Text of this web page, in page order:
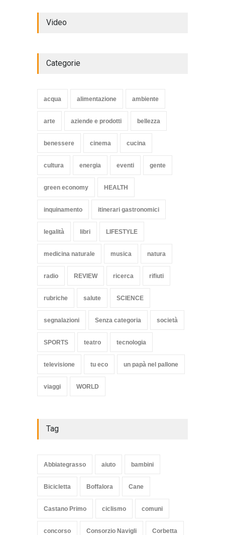
HEALTH 15 Novembre 2014
Video
Categorie
acqua alimentazione ambiente
arte aziende e prodotti bellezza
benessere cinema cucina
cultura energia eventi gente
green economy HEALTH
inquinamento itinerari gastronomici
legalità libri LIFESTYLE
medicina naturale musica natura
radio REVIEW ricerca rifiuti
rubriche salute SCIENCE
segnalazioni Senza categoria società
SPORTS teatro tecnologia
televisione tu eco un papà nel pallone
viaggi WORLD
Tag
Abbiategrasso aiuto bambini
Bicicletta Boffalora Cane
Castano Primo ciclismo comuni
concorso Consorzio Navigli Corbetta